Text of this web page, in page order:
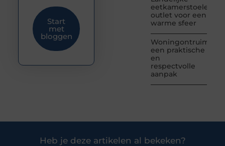
eetkamerstoelen
outlet voor een
warme sfeer
Woningontruiming:
een praktische
en
respectvolle
aanpak
Start
met
bloggen
Heb je deze artikelen al bekeken?